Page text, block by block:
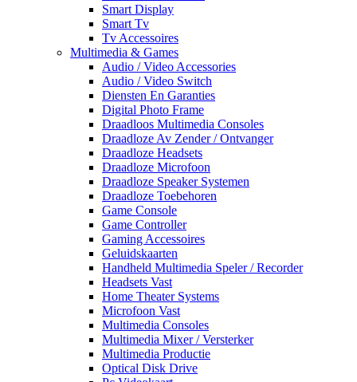
Smart Display
Smart Tv
Tv Accessoires
Multimedia & Games
Audio / Video Accessories
Audio / Video Switch
Diensten En Garanties
Digital Photo Frame
Draadloos Multimedia Consoles
Draadloze Av Zender / Ontvanger
Draadloze Headsets
Draadloze Microfoon
Draadloze Speaker Systemen
Draadloze Toebehoren
Game Console
Game Controller
Gaming Accessoires
Geluidskaarten
Handheld Multimedia Speler / Recorder
Headsets Vast
Home Theater Systems
Microfoon Vast
Multimedia Consoles
Multimedia Mixer / Versterker
Multimedia Productie
Optical Disk Drive